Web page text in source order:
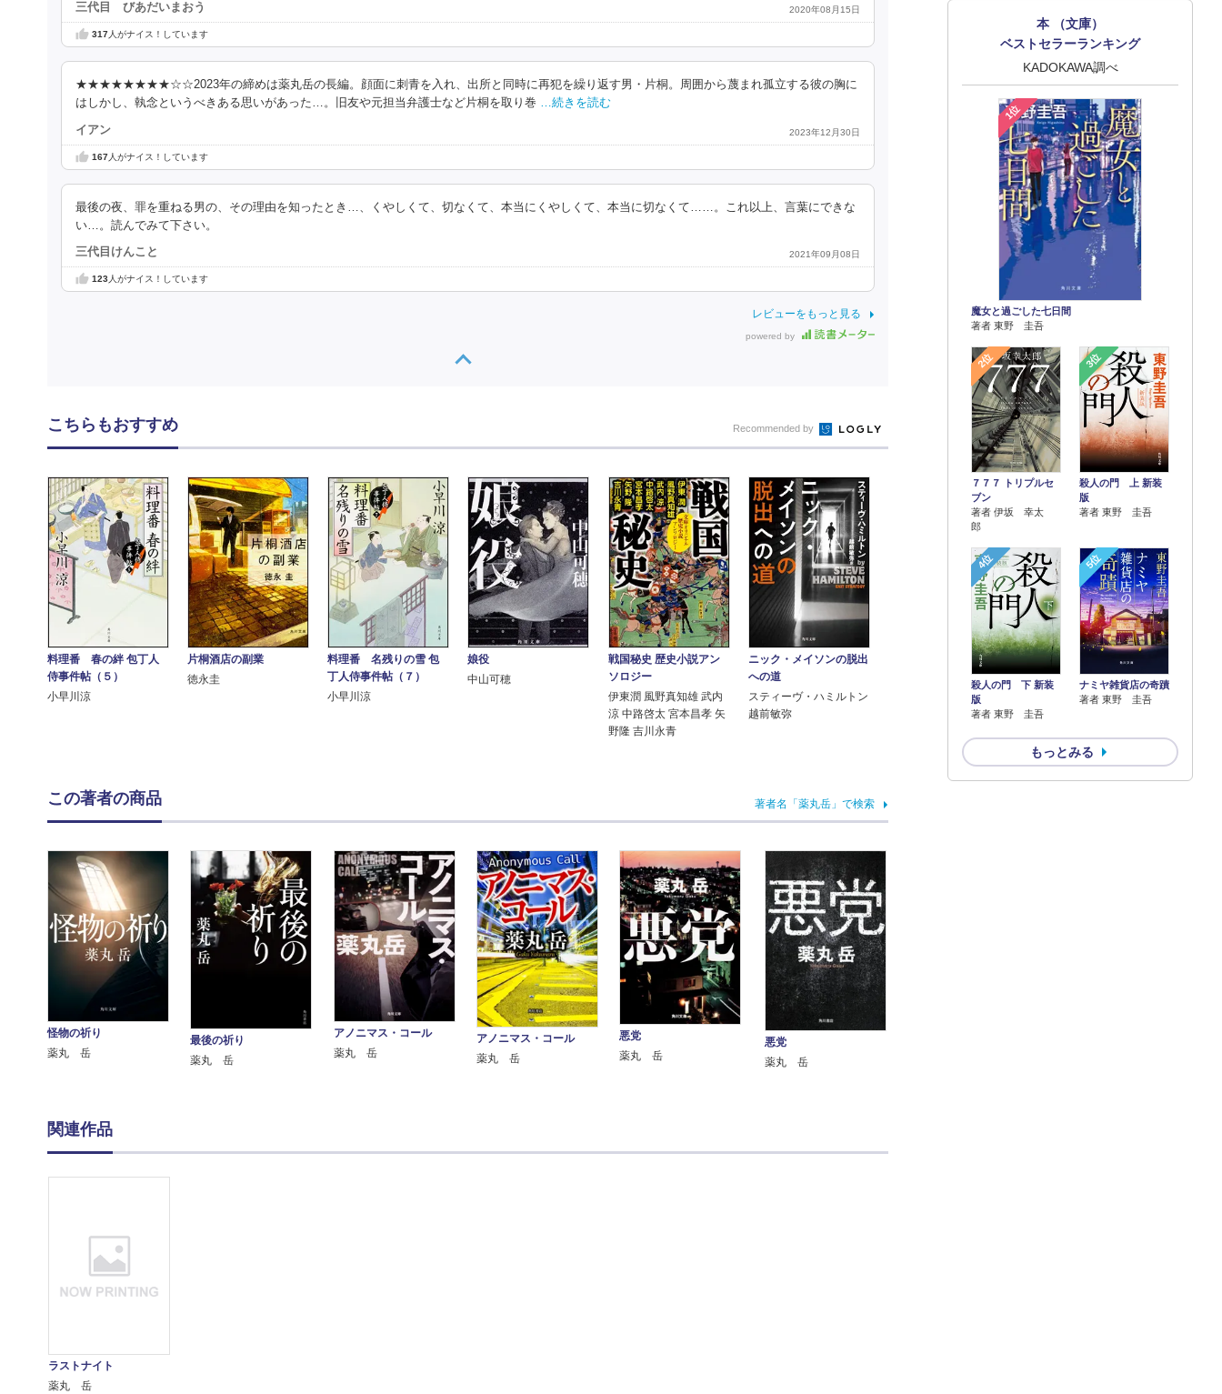
三代目 びあだいまおう 2020年08月15日
317人がナイス！しています
★★★★★★★★☆☆2023年の締めは薬丸岳の長編。顔面に刺青を入れ、出所と同時に再犯を繰り返す男・片桐。周囲から蔑まれ孤立する彼の胸に
はしかし、執念というべきある思いがあった…。旧友や元担当弁護士など片桐を取り巻 …続きを読む
イアン 2023年12月30日
167人がナイス！しています
最後の夜、罪を重ねる男の、その理由を知ったとき…、くやしくて、切なくて、本当にくやしくて、本当に切なくて……。これ以上、言葉にできな
い…。読んでみて下さい。
三代目けんこと 2021年09月08日
123人がナイス！しています
レビューをもっと見る
powered by
本 （文庫）
ベストセラーランキング
KADOKAWA調べ
1位
魔女と過ごした七日間
著者 東野 圭吾
2位
７７７ トリプルセ
ブン
著者 伊坂 幸太
郎
3位
殺人の門 上 新装
版
著者 東野 圭吾
4位
殺人の門 下 新装
版
著者 東野 圭吾
5位
ナミヤ雑貨店の奇蹟
著者 東野 圭吾
もっとみる
こちらもおすすめ Recommended by
料理番 春の絆 包丁人
侍事件帖（５）
小早川涼
片桐酒店の副業
徳永圭
料理番 名残りの雪 包
丁人侍事件帖（７）
小早川涼
娘役
中山可穂
戦国秘史 歴史小説アン
ソロジー
伊東潤 風野真知雄 武内
涼 中路啓太 宮本昌孝 矢
野隆 吉川永青
ニック・メイソンの脱出
への道
スティーヴ・ハミルトン
越前敏弥
この著者の商品 著者名「薬丸岳」で検索
怪物の祈り
薬丸 岳
最後の祈り
薬丸 岳
アノニマス・コール
薬丸 岳
アノニマス・コール
薬丸 岳
悪党
薬丸 岳
悪党
薬丸 岳
関連作品
ラストナイト
薬丸 岳